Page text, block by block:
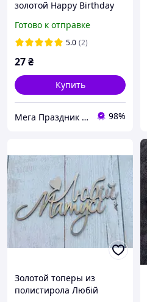
золотой Happy Birthday
см
Готово к отправке
5.0 (2)
27₴
Купить
Мега Праздник – магазин аксессуаров для праздника и все для оформления воздушными шарами ОПТ. 98%
Золотой топеры из
полистирола Любій